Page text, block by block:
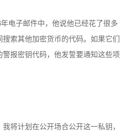
电子邮件中，他说他已经花了很多
索其他加密货币的代码。如果它们
报密钥代码，他发誓要通知这些项
将计划在公开场合公开这一私钥，